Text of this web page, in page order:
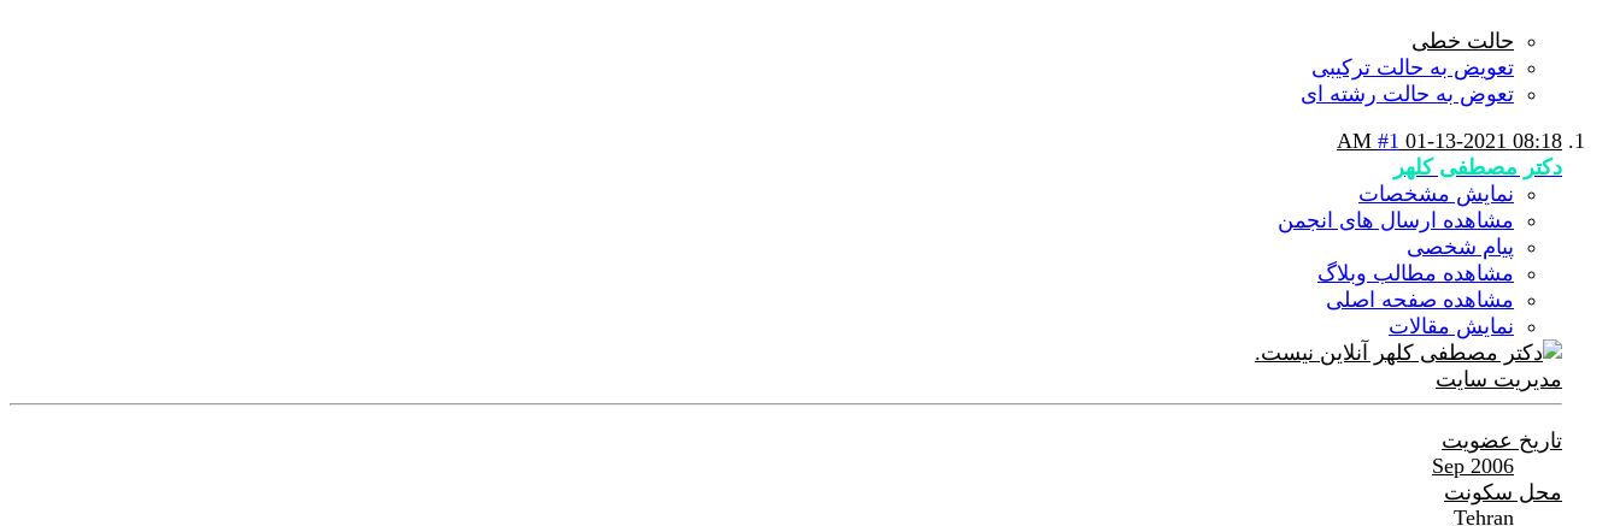
حالت خطی
تعویض به حالت ترکیبی
تعوض به حالت رشته ای
01-13-2021 08:18 AM
#1
دکتر مصطفی کلهر
نمایش مشخصات
مشاهده ارسال های انجمن
پیام شخصی
مشاهده مطالب وبلاگ
مشاهده صفحه اصلی
نمایش مقالات
مدیریت سایت
تاریخ عضویت
Sep 2006
محل سکونت
Tehran